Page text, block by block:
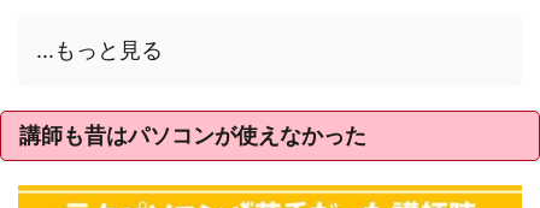
...もっと見る
講師も昔はパソコンが使えなかった